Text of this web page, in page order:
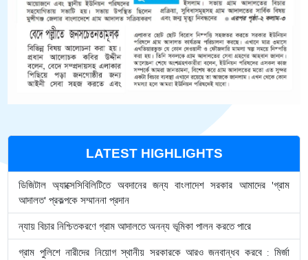
LATEST HIGHLIGHTS
ডিজিটাল অ্যাক্সেসিবিলিটিতে অবদানের জন্য বাংলাদেশ সরকার আমাদের 'গ্রাম
আদালত' প্রকল্পকে সম্মাননা প্রদান
ন্যায় বিচার নিশ্চিতকরণে গ্রাম আদালতে অনন্য ভূমিকা পালন করতে পারে
গ্রাম পুলিশে নারীদের নিয়োগ স্থানীয় সরকারকে আরও জনবান্ধব করবে : মির্জা